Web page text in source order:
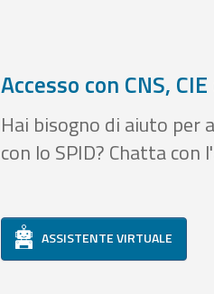
Accesso con CNS,
Hai bisogno di aiuto per
con lo SPID? Chatta
ASSISTENTE VIRTUALE